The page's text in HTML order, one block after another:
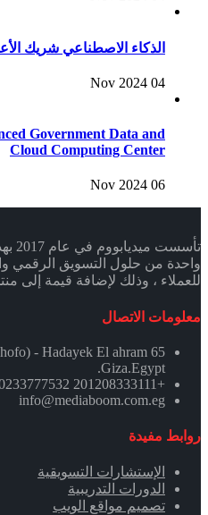
الذكاء الاصطناعي شريك
04 Nov 2024
Government Data and
Cloud Computing Center
06 Nov 2024
للعملاء ، وذلك لإضافة قيمة إلى
معلومات الاتصال
- Hadayek El ahram
.Giza.Egypt
+201208333111 or +20233777532
info@mediaboom.com.eg
روابط مفيدة
الإستشارات التسويقية
الدورات التدريبية
تصميم مواقع الويب